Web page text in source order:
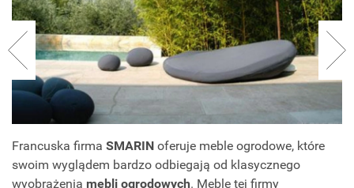
Francuska firma SMARIN oferuje meble ogrodowe, które
swoim wyglądem bardzo odbiegają od klasycznego
wyobrażenia mebli ogrodowych. Meble tej firmy